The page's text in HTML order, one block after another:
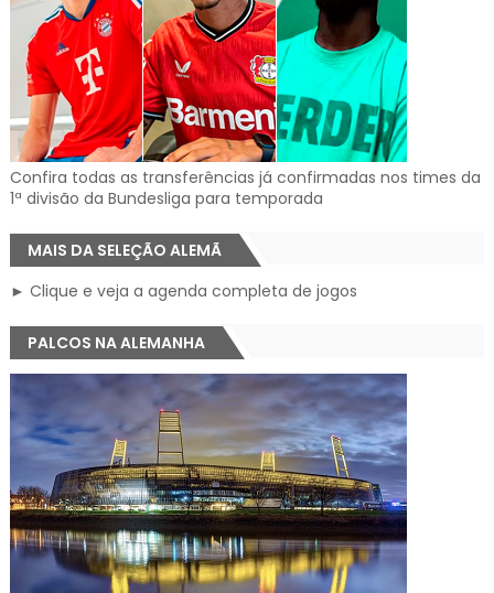
Confira todas as transferências já confirmadas nos times da
1ª divisão da Bundesliga para temporada
MAIS DA SELEÇÃO ALEMÃ
► Clique e veja a agenda completa de jogos
PALCOS NA ALEMANHA